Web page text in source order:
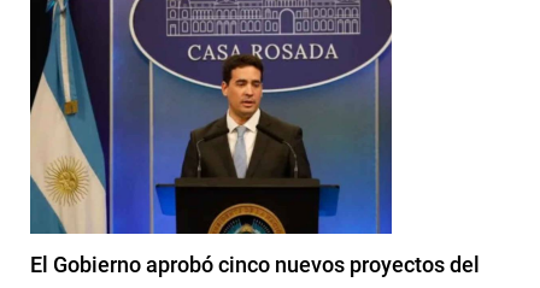
El Gobierno aprobó cinco nuevos proyectos del